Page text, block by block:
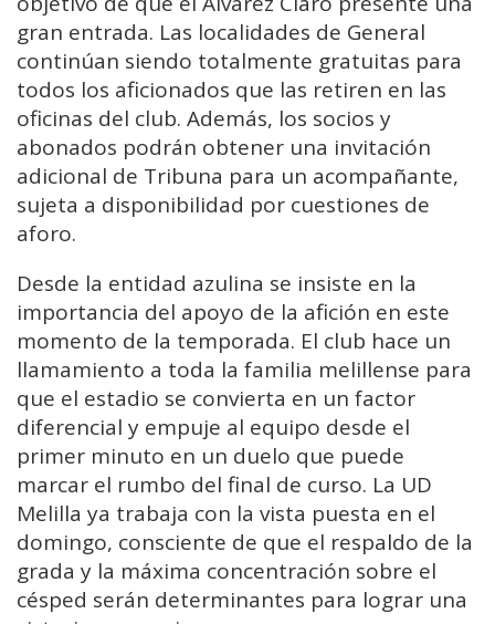
gran entrada. Las localidades de General
continúan siendo totalmente gratuitas para
todos los aficionados que las retiren en las
oficinas del club. Además, los socios y
abonados podrán obtener una invitación
adicional de Tribuna para un acompañante,
sujeta a disponibilidad por cuestiones de
aforo.
Desde la entidad azulina se insiste en la
importancia del apoyo de la afición en este
momento de la temporada. El club hace un
llamamiento a toda la familia melillense para
que el estadio se convierta en un factor
diferencial y empuje al equipo desde el
primer minuto en un duelo que puede
marcar el rumbo del final de curso. La UD
Melilla ya trabaja con la vista puesta en el
domingo, consciente de que el respaldo de la
grada y la máxima concentración sobre el
césped serán determinantes para lograr una